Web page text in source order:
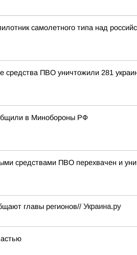
самолетного типа над
ПВО уничтожили 281
в Минобороны РФ
средствами ПВО перехвачен и
главы регионов// Украина.ру